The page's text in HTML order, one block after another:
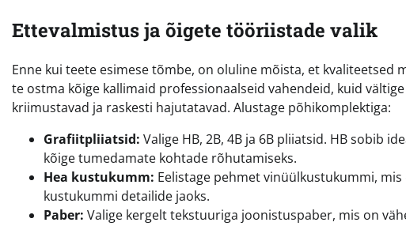
Ettevalmistus ja õigete tööriistade valik
Enne kui teete esimese tõmbe, on oluline mõista, et kvaliteetsed
te ostma kõige kallimaid professionaalseid vahendeid, kuid
kriimustavad ja raskesti hajutatavad. Alustage põhikomplektiga:
Grafiitpliiatsid: Valige HB, 2B, 4B ja 6B pliiatsid. HB sobib
kõige tumedamate kohtade rõhutamiseks.
Hea kustukumm: Eelistage pehmet vinüülkustukummi,
kustukummi detailide jaoks.
Paber: Valige kergelt tekstuuriga joonistuspaber, mis on